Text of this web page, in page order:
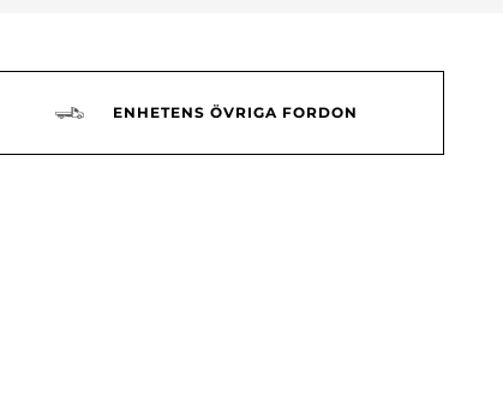
ENHETENS ÖVRIGA FORDON